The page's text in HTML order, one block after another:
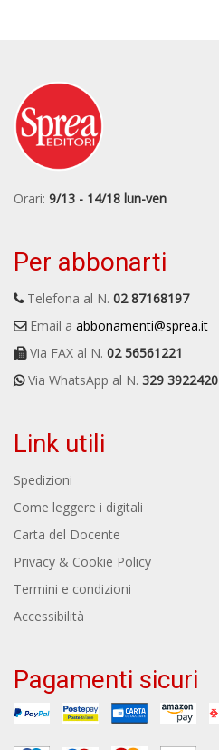
Orari: 9/13 - 14/18 lun-ven
Per abbonarti
Telefona al N. 02 87168197
Email a abbonamenti@sprea.it
Via FAX al N. 02 56561221
Via WhatsApp al N. 329 3922420
Link utili
Spedizioni
Come leggere i digitali
Carta del Docente
Privacy & Cookie Policy
Termini e condizioni
Accessibilità
Pagamenti sicuri